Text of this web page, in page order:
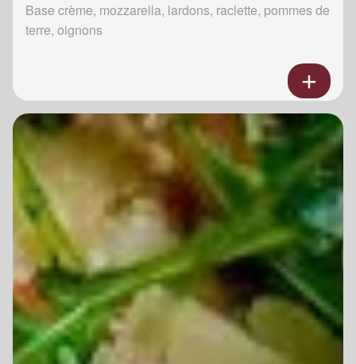
Base crème, mozzarella, lardons, raclette, pommes de
terre, oignons